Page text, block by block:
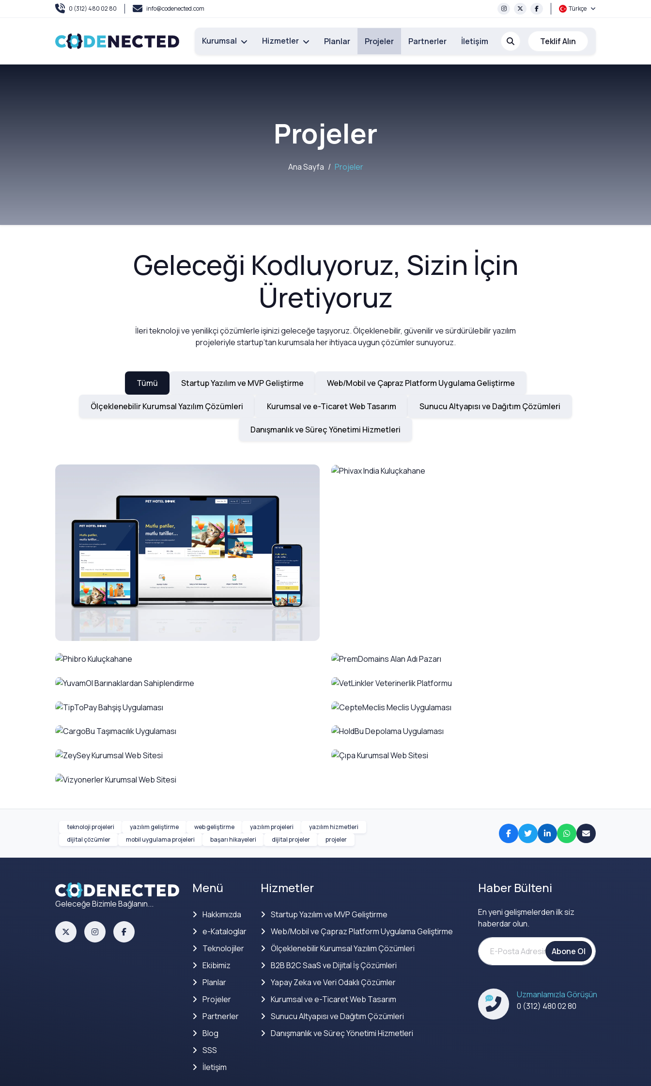
0 (312) 480 02 80 info@codenected.com Türkçe
Kurumsal Hizmetler Planlar Projeler Partnerler İletişim Teklif Alın
Projeler
Ana Sayfa Projeler
Geleceği Kodluyoruz, Sizin İçin
Üretiyoruz
İleri teknoloji ve yenilikçi çözümlerle işinizi geleceğe taşıyoruz. Ölçeklenebilir, güvenilir ve sürdürülebilir yazılım
projeleriyle startup’tan kurumsala her ihtiyaca uygun çözümler sunuyoruz.
Tümü Startup Yazılım ve MVP Geliştirme Web/Mobil ve Çapraz Platform Uygulama Geliştirme
Ölçeklenebilir Kurumsal Yazılım Çözümleri Kurumsal ve e-Ticaret Web Tasarım Sunucu Altyapısı ve Dağıtım Çözümleri
Danışmanlık ve Süreç Yönetimi Hizmetleri
Pet Hotel Book Otel Rezervasyon
Patili Dostlar İçin Dijital Rezervasyon Platformu
Phivax India Kuluçkahane
Kuluçkahane Yönetim ve Süreç İyileştirme Yazılımı
Phibro Kuluçkahane
Kuluçkahane Süreç Otomasyonu ve Yönetim Yazılımı
PremDomains Alan Adı Pazarı
Değerli Alan Adları İçin Satış ve Yatırım Platformu
YuvamOl Barınaklardan Sahiplendirme
Patili Dostlar İçin Güvenli Sahiplendirme ve Barınak Portalı
VetLinkler Veterinerlik Platformu
Evcil Hayvanlar İçin En Doğru Veteriner Bağlantısı
TipToPay Bahşiş Uygulaması
Kolay ve Güvenli Bahşiş Ödeme Platformu
CepteMeclis Meclis Uygulaması
Meclis Artık Cep Telefonunuzda
CargoBu Taşımacılık Uygulaması
Akıllı Lojistik Yönetimi ile Boş Dönüşlere Son
HoldBu Depolama Uygulaması
ZeySey Kurumsal Web Sitesi
Mekanlarda Konfor ve Estetiği Buluşturan Dijital Deneyim Almanca Eğitiminde Dijital Dönüşümün Adresi
Vizyonerler Kurumsal Web Sitesi
Dijital Katılım ve Sivil Toplum Platformu
teknoloji projeleri yazılım geliştirme web geliştirme yazılım projeleri
yazılım hizmetleri
dijital çözümler
mobil uygulama projeleri başarı hikayeleri dijital projeler projeler
Geleceğe Bizimle Bağlanın...
Menü
Hakkımızda
e-Kataloglar
Teknolojiler
Ekibimiz
Planlar
Projeler
Partnerler
Blog
SSS
İletişim
Hizmetler
Startup Yazılım ve MVP Geliştirme
Web/Mobil ve Çapraz Platform Uygulama Geliştirme
Ölçeklenebilir Kurumsal Yazılım Çözümleri
B2B B2C SaaS ve Dijital İş Çözümleri
Yapay Zeka ve Veri Odaklı Çözümler
Kurumsal ve e-Ticaret Web Tasarım
Sunucu Altyapısı ve Dağıtım Çözümleri
Danışmanlık ve Süreç Yönetimi Hizmetleri
Haber Bülteni
En yeni gelişmelerden ilk siz
haberdar olun.
Abone Ol
Uzmanlamızla Görüşün
0 (312) 480 02 80